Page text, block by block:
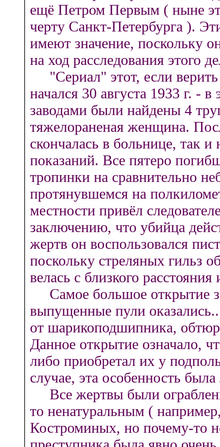
ещё Петром Первым ( ныне
черту Санкт-Петербурга ).
имеют значение, поскольку
на ход расследования этого
"Сериал" этот, если
начался 30 августа 1933 г. -
заводами были найдены 4
тяжелораненая женщина.
скончалась в больнице, так
показаний. Все пятеро
тропинки на сравнительно
протянувшемся на
местности привёл
заключению, что убийца
жертв он воспользовался
поскольку стреляных гильз
велась с близкого
Самое большое открытие
выпущенные пули
от шарикоподшипника,
Данное открытие означало,
либо приобретал их у
случае, эта особенность была
Все жертвы были
то ненатуральным (
Костроминых, но почему-то